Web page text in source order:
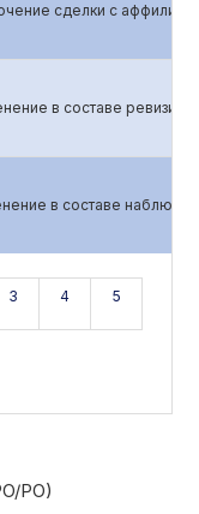
сделки с
в составе
в составе
3 4 5
PO)